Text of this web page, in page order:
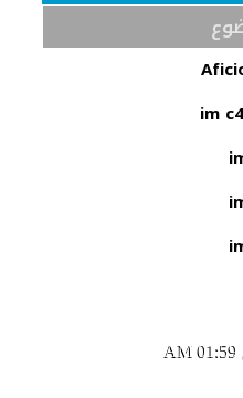
01:59 AM